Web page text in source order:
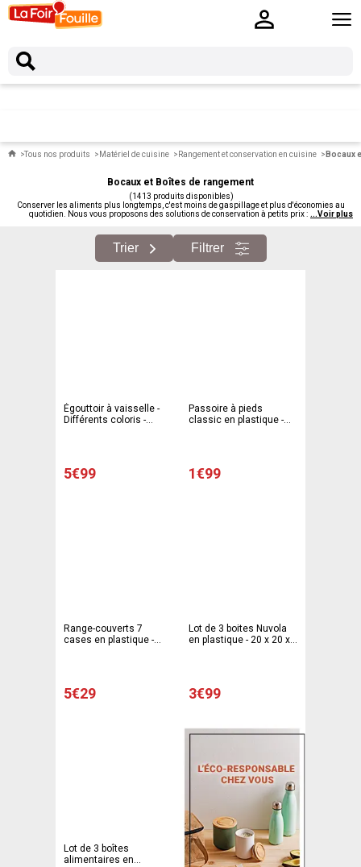
Tous nos produits Matériel de cuisine Rangement et conservation en cuisine Bocaux
Bocaux et Boîtes de rangement
(1413 produits disponibles)
Conserver les aliments plus longtemps, c'est moins de gaspillage et plus d'économies au
quotidien. Nous vous proposons des solutions de conservation à petits prix : boîtes
...Voir plus
Trier Filtrer
Égouttoir à vaisselle -
Différents coloris -
5€99
Passoire à pieds
classic en plastique -
1€99
Range-couverts 7
cases en plastique -
5€29
Lot de 3 boites Nuvola
en plastique - 20 x 20 x
3€99
Lot de 3 boîtes
alimentaires en